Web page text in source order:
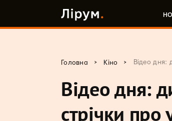
Головна > Кіно > Відео дня:
Відео дня:
стрічки про